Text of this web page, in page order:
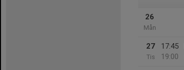
26
Mån
27
Tis
17:45
19:00